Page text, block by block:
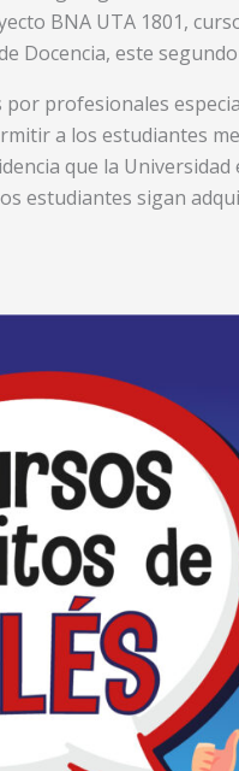
BNA UTA 1801,
Docencia, este
profesionales
a los estudiantes
que la
estudiantes sigan